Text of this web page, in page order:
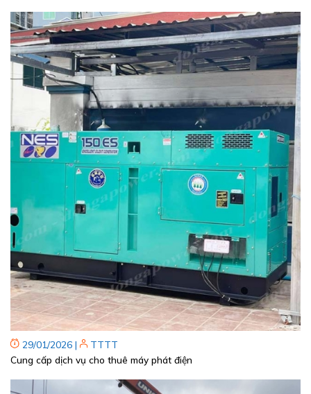
29/01/2026 |
TTTT
Cung cấp dịch vụ cho thuê máy phát điện